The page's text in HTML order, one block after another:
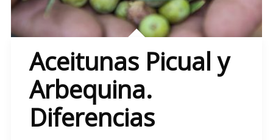
Aceitunas Picual y
Arbequina.
Diferencias